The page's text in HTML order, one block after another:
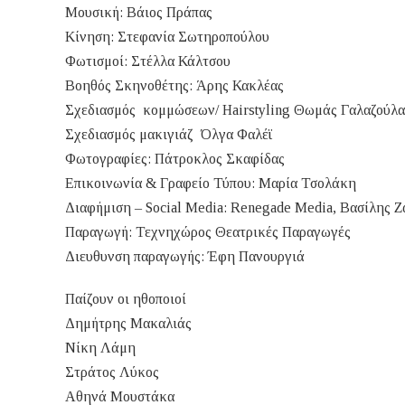
Μουσική: Βάιος Πράπας
Κίνηση: Στεφανία Σωτηροπούλου
Φωτισμοί: Στέλλα Κάλτσου
Βοηθός Σκηνοθέτης: Άρης Κακλέας
Σχεδιασμός κομμώσεων/ Hairstyling Θωμάς
Σχεδιασμός μακιγιάζ Όλγα Φαλέϊ
Φωτογραφίες: Πάτροκλος Σκαφίδας
Επικοινωνία & Γραφείο Τύπου: Μαρία Τσολάκη
Διαφήμιση – Social Media: Renegade Media, Βασίλης
Παραγωγή: Τεχνηχώρος Θεατρικές Παραγωγές
Διευθυνση παραγωγής: Έφη Πανουργιά
Παίζουν οι ηθοποιοί
Δημήτρης Μακαλιάς
Νίκη Λάμη
Στράτος Λύκος
Αθηνά Μουστάκα